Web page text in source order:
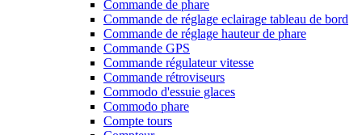
Commande de phare
Commande de réglage eclairage tableau de bord
Commande de réglage hauteur de phare
Commande GPS
Commande régulateur vitesse
Commande rétroviseurs
Commodo d'essuie glaces
Commodo phare
Compte tours